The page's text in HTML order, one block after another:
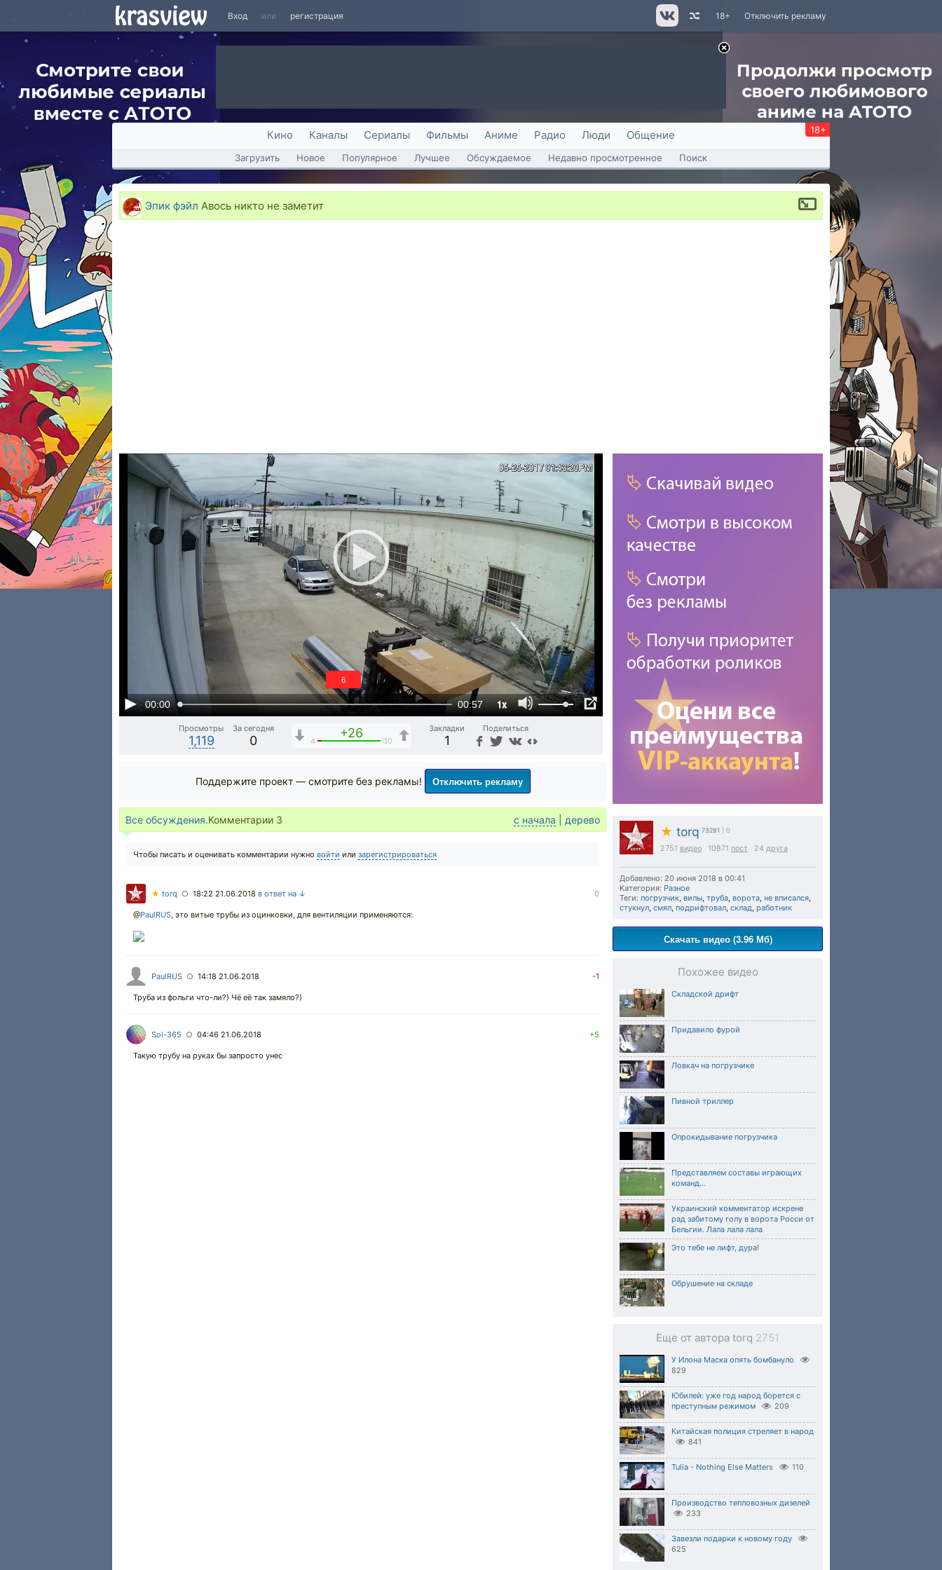
Вход или регистрация Отключить рекламу
18+
Кино Каналы Сериалы Фильмы Аниме Радио Люди Общение 18+
Загрузить Новое Популярное Лучшее Обсуждаемое Недавно просмотренное Поиск
Эпик фэйл Авось никто не заметит
00:00 00:57 1x
5
Просмотры
1,119
За сегодня
0
+26
4 30
Закладки
1
Поделиться
★ torq 73281 | 0
2751 видео 10871 пост 24 друга
Добавлено: 20 июня 2018 в 00:41
Категория: Разное
Теги: погрузчик, вилы, труба, ворота, не вписался,
стукнул, смял, подрифтовал, склад, работник
Скачать видео (3.96 Мб)
Похожее видео
Складской дрифт
Придавило фурой
Ловкач на погрузчике
Пивной триллер
Опрокидывание погрузчика
Представляем составы играющих
команд...
Украинский комментатор искрене
рад забитому голу в ворота Росси от
Бельгии. Лала лала лала
Это тебе не лифт, дура!
Обрушение на складе
Еще от автора torq 2751
У Илона Маска опять бомбануло
829
Юбилей: уже год народ борется с
преступным режимом
209
Китайская полиция стреляет в народ
841
Tulia - Nothing Else Matters 110
Производство тепловозных дизелей
233
Завезли подарки к новому году
625
Поддержите проект — смотрите без рекламы! Отключить рекламу
Все обсуждения.Комментарии 3 с начала дерево
Чтобы писать и оценивать комментарии нужно войти или зарегистрироваться
★ torq ○ 18:22 21.06.2018 в ответ на ↓ 0
@PaulRUS, это витые трубы из оцинковки, для вентиляции применяются:
PaulRUS ○ 14:18 21.06.2018 -1
Труба из фольги что-ли?) Чё её так замяло?)
Sol-365 ○ 04:46 21.06.2018 +5
Такую трубу на руках бы запросто унес